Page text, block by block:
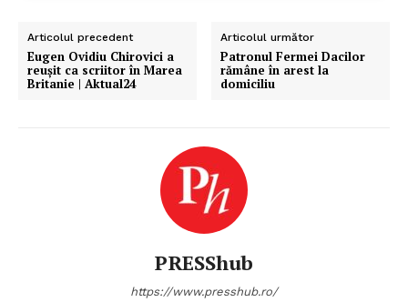
Articolul precedent
Eugen Ovidiu Chirovici a
reușit ca scriitor în Marea
Britanie | Aktual24
Articolul următor
Patronul Fermei Dacilor
rămâne în arest la
domiciliu
PRESShub
https://www.presshub.ro/